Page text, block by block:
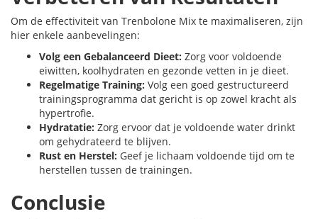
Om de effectiviteit van Trenbolone Mix te maximaliseren, zijn
hier enkele aanbevelingen:
Volg een Gebalanceerd Dieet: Zorg voor voldoende
eiwitten, koolhydraten en gezonde vetten in je dieet.
Regelmatige Training: Volg een goed gestructureerd
trainingsprogramma dat gericht is op zowel kracht als
hypertrofie.
Hydratatie: Zorg ervoor dat je voldoende water drinkt
om gehydrateerd te blijven.
Rust en Herstel: Geef je lichaam voldoende tijd om te
herstellen tussen de trainingen.
Conclusie